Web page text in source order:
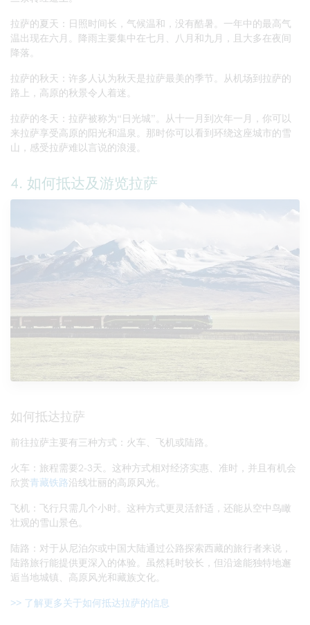
拉萨的夏天：日照时间长，气候温和，没有酷暑。一年中的最高气
温出现在六月。降雨主要集中在七月、八月和九月，且大多在夜间
降落。
拉萨的秋天：许多人认为秋天是拉萨最美的季节。从机场到拉萨的
路上，高原的秋景令人着迷。
拉萨的冬天：拉萨被称为“日光城”。从十一月到次年一月，你可以
来拉萨享受高原的阳光和温泉。那时你可以看到环绕这座城市的雪
山，感受拉萨难以言说的浪漫。
4. 如何抵达及游览拉萨
如何抵达拉萨
前往拉萨主要有三种方式：火车、飞机或陆路。
火车：旅程需要2-3天。这种方式相对经济实惠、准时，并且有机会
欣赏青藏铁路沿线壮丽的高原风光。
飞机：飞行只需几个小时。这种方式更灵活舒适，还能从空中鸟瞰
壮观的雪山景色。
陆路：对于从尼泊尔或中国大陆通过公路探索西藏的旅行者来说，
陆路旅行能提供更深入的体验。虽然耗时较长，但沿途能独特地邂
逅当地城镇、高原风光和藏族文化。
>> 了解更多关于如何抵达拉萨的信息